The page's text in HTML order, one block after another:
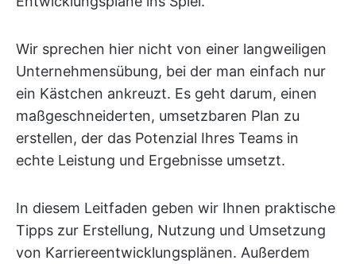
Wir sprechen hier nicht von einer langweiligen
Unternehmensübung, bei der man einfach nur
ein Kästchen ankreuzt. Es geht darum, einen
maßgeschneiderten, umsetzbaren Plan zu
erstellen, der das Potenzial Ihres Teams in
echte Leistung und Ergebnisse umsetzt.
In diesem Leitfaden geben wir Ihnen praktische
Tipps zur Erstellung, Nutzung und Umsetzung
von Karriereentwicklungsplänen. Außerdem